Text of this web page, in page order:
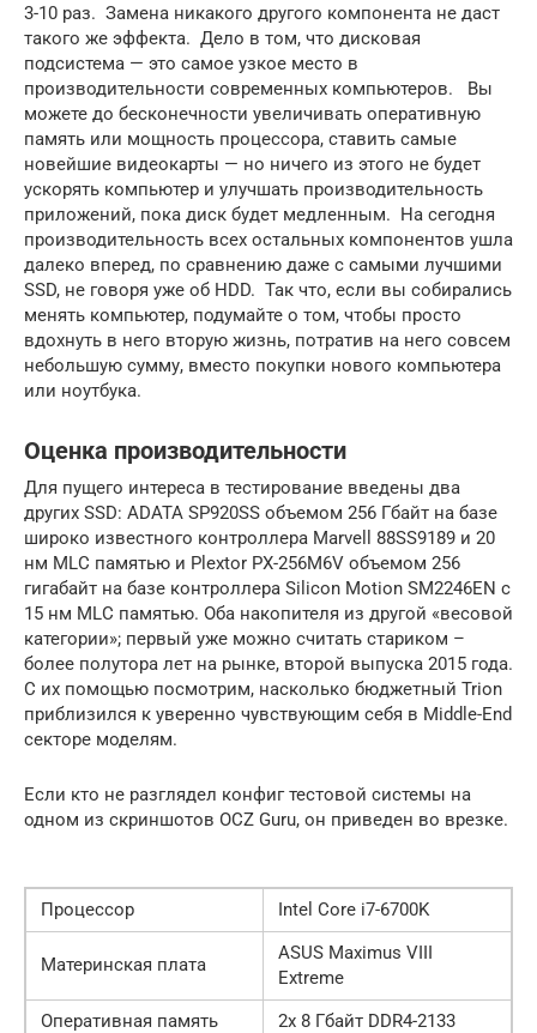
3-10 раз. Замена никакого другого компонента не даст
такого же эффекта. Дело в том, что дисковая
подсистема — это самое узкое место в
производительности современных компьютеров. Вы
можете до бесконечности увеличивать оперативную
память или мощность процессора, ставить самые
новейшие видеокарты — но ничего из этого не будет
ускорять компьютер и улучшать производительность
приложений, пока диск будет медленным. На сегодня
производительность всех остальных компонентов ушла
далеко вперед, по сравнению даже с самыми лучшими
SSD, не говоря уже об HDD. Так что, если вы собирались
менять компьютер, подумайте о том, чтобы просто
вдохнуть в него вторую жизнь, потратив на него совсем
небольшую сумму, вместо покупки нового компьютера
или ноутбука.
Оценка производительности
Для пущего интереса в тестирование введены два
других SSD: ADATA SP920SS объемом 256 Гбайт на базе
широко известного контроллера Marvell 88SS9189 и 20
нм MLC памятью и Plextor PX-256M6V объемом 256
гигабайт на базе контроллера Silicon Motion SM2246EN с
15 нм MLC памятью. Оба накопителя из другой «весовой
категории»; первый уже можно считать стариком –
более полутора лет на рынке, второй выпуска 2015 года.
С их помощью посмотрим, насколько бюджетный Trion
приблизился к уверенно чувствующим себя в Middle-End
секторе моделям.
Если кто не разглядел конфиг тестовой системы на
одном из скриншотов OCZ Guru, он приведен во врезке.
Процессор Intel Core i7-6700K
Материнская плата
ASUS Maximus VIII
Extreme
Оперативная память
2x 8 Гбайт DDR4-2133